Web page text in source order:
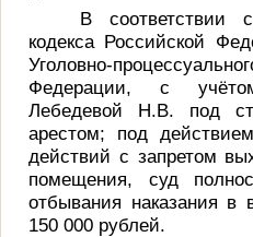
В соответствии
кодекса Российской
Уголовно-
Федерации, с
Лебедевой Н.В. под
арестом; под
действий с запретом
помещения, суд
отбывания наказания
150 000 рублей.